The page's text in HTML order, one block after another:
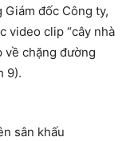
đốc Công ty,
video clip “cây nhà
về chặng đường
9).
sân khấu